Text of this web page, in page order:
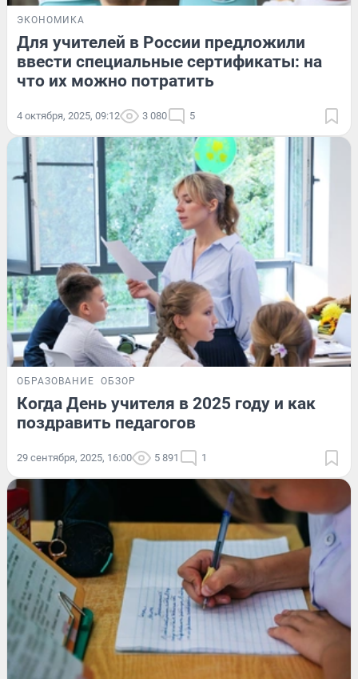
ЭКОНОМИКА
Для учителей в России предложили
ввести специальные сертификаты: на
что их можно потратить
4 октября, 2025, 09:12 3 080 5
ОБРАЗОВАНИЕ ОБЗОР
Когда День учителя в 2025 году и как
поздравить педагогов
29 сентября, 2025, 16:00 5 891 1